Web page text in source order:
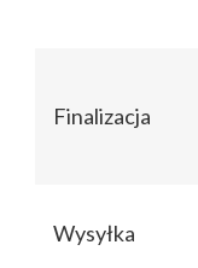
Finalizacja
Wysyłka